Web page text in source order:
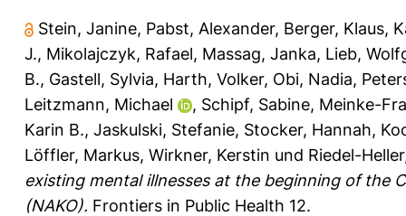
Stein, Janine, Pabst, Alexander, Berger, Klaus,
J., Mikolajczyk, Rafael, Massag, Janka, Lieb,
B., Gastell, Sylvia, Harth, Volker, Obi, Nadia,
Leitzmann, Michael
, Schipf, Sabine, Meinke-
Karin B., Jaskulski, Stefanie, Stocker, Hannah,
Löffler, Markus, Wirkner, Kerstin und Riedel-
existing mental illnesses at the beginning of the
(NAKO). Frontiers in Public Health 12.